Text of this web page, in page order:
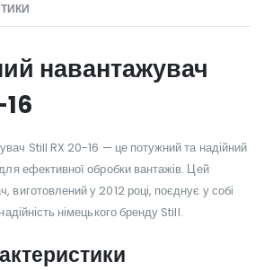
навантажувач
Still RX 20-16 — це потужний та надійний
ефективної обробки вантажів. Цей
виготовлений у 2012 році, поєднує у собі
німецького бренду Still.